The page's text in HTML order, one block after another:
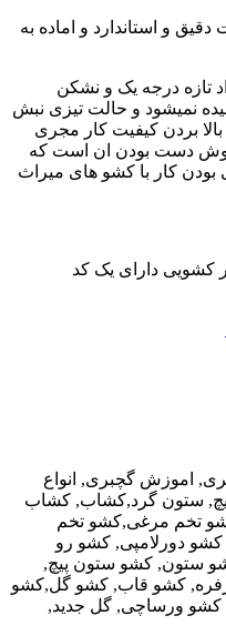
و استاندارد و اماده به
تازه درجه یک و نشکن
نمیشود و حالت تیزی نبش
بردن کیفیت کار مجری
دست بودن ان است که
کار با کشو های میراث
کشویی دارای یک کد
اموزش گچبری, انواع
ستون گرد,کشاب, کشاب
تخم مرغی,کشو تخم
دورلامپی, کشو رو
ستون, کشو ستون پیچ,
کشو قاب, کشو گل,کشو
کشو ورساچی, گل جدید,